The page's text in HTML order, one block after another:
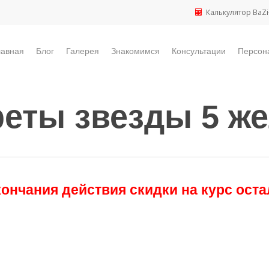
Калькулятор
Блог Галерея Знакомимся Консультации
звезды 5
действия скидки на курс